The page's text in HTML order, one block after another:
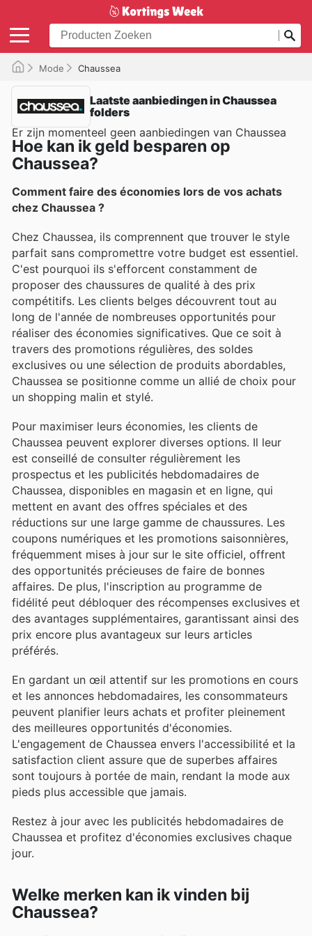
Mode Chaussea
Laatste aanbiedingen in Chaussea
folders
Er zijn momenteel geen aanbiedingen van Chaussea
Hoe kan ik geld besparen op
Chaussea?
Comment faire des économies lors de vos achats
chez Chaussea ?
Chez Chaussea, ils comprennent que trouver le style
parfait sans compromettre votre budget est essentiel.
C'est pourquoi ils s'efforcent constamment de
proposer des chaussures de qualité à des prix
compétitifs. Les clients belges découvrent tout au
long de l'année de nombreuses opportunités pour
réaliser des économies significatives. Que ce soit à
travers des promotions régulières, des soldes
exclusives ou une sélection de produits abordables,
Chaussea se positionne comme un allié de choix pour
un shopping malin et stylé.
Pour maximiser leurs économies, les clients de
Chaussea peuvent explorer diverses options. Il leur
est conseillé de consulter régulièrement les
prospectus et les publicités hebdomadaires de
Chaussea, disponibles en magasin et en ligne, qui
mettent en avant des offres spéciales et des
réductions sur une large gamme de chaussures. Les
coupons numériques et les promotions saisonnières,
fréquemment mises à jour sur le site officiel, offrent
des opportunités précieuses de faire de bonnes
affaires. De plus, l'inscription au programme de
fidélité peut débloquer des récompenses exclusives et
des avantages supplémentaires, garantissant ainsi des
prix encore plus avantageux sur leurs articles
préférés.
En gardant un œil attentif sur les promotions en cours
et les annonces hebdomadaires, les consommateurs
peuvent planifier leurs achats et profiter pleinement
des meilleures opportunités d'économies.
L'engagement de Chaussea envers l'accessibilité et la
satisfaction client assure que de superbes affaires
sont toujours à portée de main, rendant la mode aux
pieds plus accessible que jamais.
Restez à jour avec les publicités hebdomadaires de
Chaussea et profitez d'économies exclusives chaque
jour.
Welke merken kan ik vinden bij
Chaussea?